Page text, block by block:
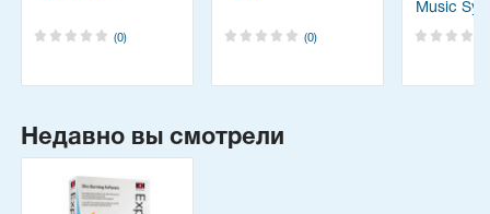
(0) (0)
Music
Недавно вы смотрели